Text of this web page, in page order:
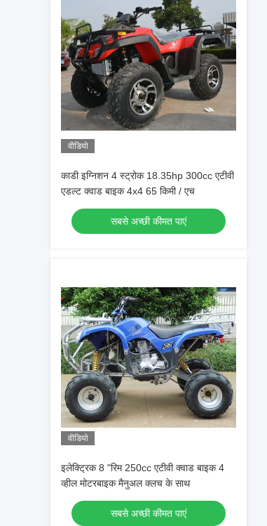
वीडियो
काडी इग्निशन 4 स्ट्रोक 18.35hp 300cc एटीवी
एडल्ट क्वाड बाइक 4x4 65 किमी / एच
सबसे अच्छी कीमत पाएं
वीडियो
इलेक्ट्रिक 8 "रिम 250cc एटीवी क्वाड बाइक 4
व्हील मोटरबाइक मैनुअल क्लच के साथ
सबसे अच्छी कीमत पाएं